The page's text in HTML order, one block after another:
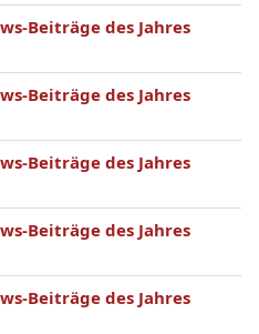
Beiträge des Jahres
Beiträge des Jahres
Beiträge des Jahres
Beiträge des Jahres
Beiträge des Jahres